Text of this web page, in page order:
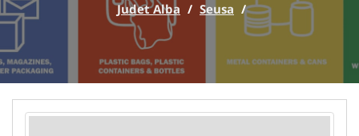
Judet Alba / Seusa /